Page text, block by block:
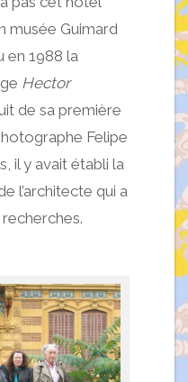
musée Guimard
en 1988 la
Hector
de sa première
Felipe
il y avait établi la
l’architecte qui a